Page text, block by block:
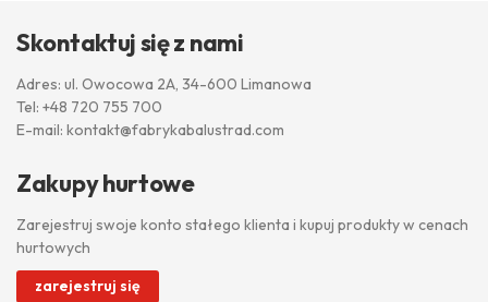
Skontaktuj się z nami
Adres: ul. Owocowa 2A, 34-600 Limanowa
Tel: +48 720 755 700
E-mail: kontakt@fabrykabalustrad.com
Zakupy hurtowe
Zarejestruj swoje konto stałego klienta i kupuj produkty w cenach
hurtowych
zarejestruj się